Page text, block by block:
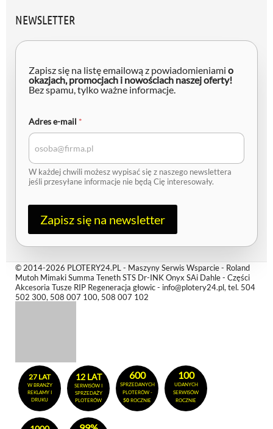
NEWSLETTER
d
r
e
-
m
l
Zapisz się na listę emailową z powiadomieniami o
okazjach, promocjach i nowościach naszej oferty!
Bez spamu, tylko ważne informacje.
Adres e-mail *
W każdej chwili możesz wypisać się z naszego newslettera
jeśli przesyłane informacje nie będą Cię interesowały.
Zapisz się na newsletter
© 2014-2026 PLOTERY24.PL - Maszyny Serwis Wsparcie - Roland
Mutoh Mimaki Summa Teneth STS Dr-INK Onyx SAi Dahle - Części
Akcesoria Tusze RIP Regeneracja głowic - info@plotery24.pl, tel. 504
502 300, 508 007 100, 508 007 102
27 LAT
W BRANŻY
REKLAMY I
DRUKU
12 LAT
SERWISÓW I
SPRZEDAŻY
PLOTERÓW
600
SPRZEDANYCH
PLOTERÓW -
50 ROCZNIE
100
UDANYCH
SERWISÓW
ROCZNIE